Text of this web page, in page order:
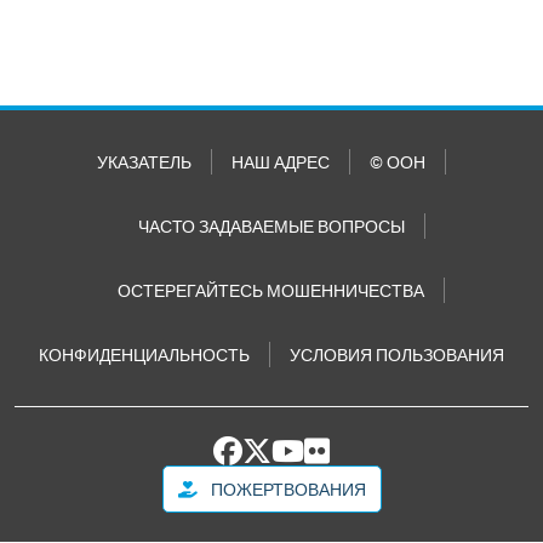
УКАЗАТЕЛЬ НАШ АДРЕС © ООН
ЧАСТО ЗАДАВАЕМЫЕ ВОПРОСЫ
ОСТЕРЕГАЙТЕСЬ МОШЕННИЧЕСТВА
КОНФИДЕНЦИАЛЬНОСТЬ УСЛОВИЯ ПОЛЬЗОВАНИЯ
ПОЖЕРТВОВАНИЯ